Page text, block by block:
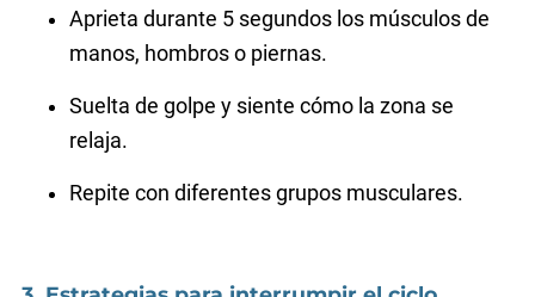
Aprieta durante 5 segundos los músculos de
manos, hombros o piernas.
Suelta de golpe y siente cómo la zona se
relaja.
Repite con diferentes grupos musculares.